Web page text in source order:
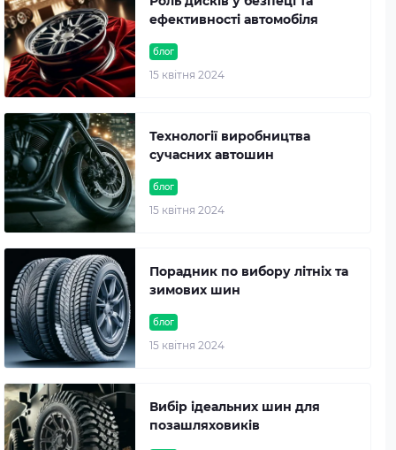
блог
15 квітня 2024
ефективності автомобіля
блог
15 квітня 2024
Технології виробництва
сучасних автошин
блог
15 квітня 2024
Порадник по вибору літніх та
зимових шин
Вибір ідеальних шин для
позашляховиків